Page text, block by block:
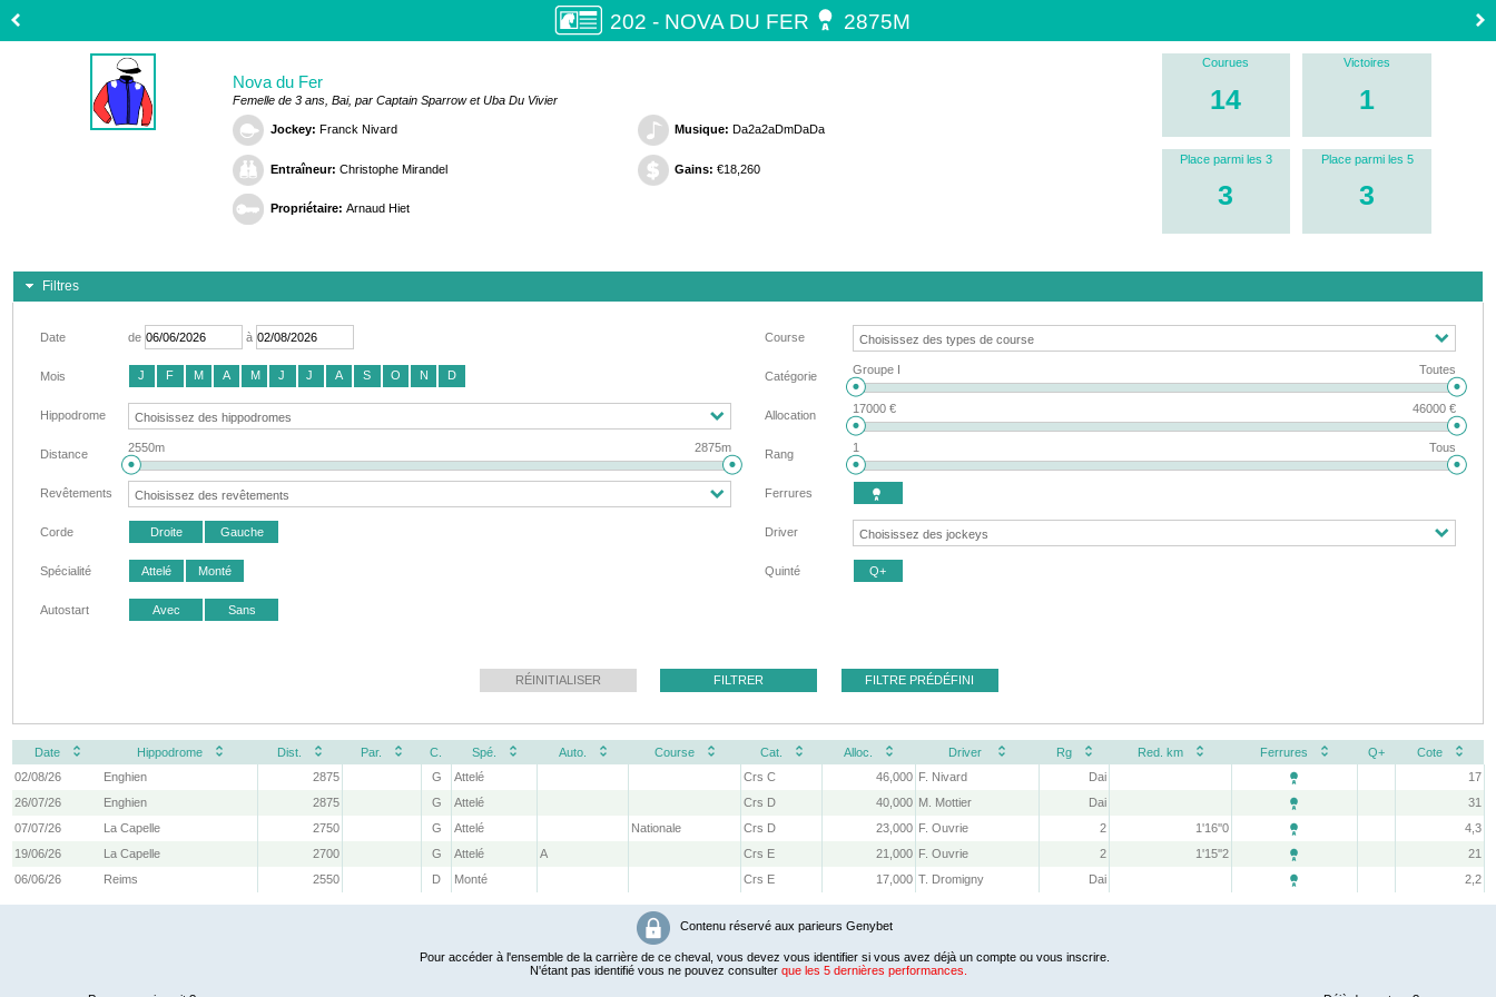
202 - NOVA DU FER  2875M
Nova du Fer
Femelle de 3 ans, Bai, par Captain Sparrow et Uba Du Vivier
Jockey: Franck Nivard
Entraîneur: Christophe Mirandel
Propriétaire: Arnaud Hiet
Musique: Da2a2aDmDaDa
Gains: €18,260
Courues
14
Victoires
1
Place parmi les 3
3
Place parmi les 5
3
Filtres
Date de à
Mois J F M A M J J A S O N D
Hippodrome
Distance 2550m 2875m
Revêtements
Corde Droite Gauche
Spécialité Attelé Monté
Autostart Avec Sans
Course
Catégorie Groupe I Toutes
Allocation 17000 € 46000 €
Rang 1 Tous
Ferrures 
Driver
Quinté Q+
RÉINITIALISER FILTRER FILTRE PRÉDÉFINI
Date Hippodrome Dist. Par. C. Spé. Auto. Course Cat. Alloc. Driver Rg Red. km Ferrures Q+
Cote
02/08/26
Enghien 2875 G Attelé Crs C 46,000 F. Nivard Dai 
17
26/07/26
Enghien 2875 G Attelé Crs D 40,000 M. Mottier Dai 
31
07/07/26
La Capelle 2750 G Attelé Nationale Crs D 23,000 F. Ouvrie 2 1'16''0 
4,3
19/06/26
La Capelle 2700 G Attelé A Crs E 21,000 F. Ouvrie 2 1'15''2 
21
06/06/26
Reims 2550 D Monté Crs E 17,000 T. Dromigny Dai  2,2
Contenu réservé aux parieurs Genybet
Pour accéder à l'ensemble de la carrière de ce cheval, vous devez vous identifier si vous avez déjà un compte ou vous inscrire.
N'étant pas identifié vous ne pouvez consulter que les 5 dernières performances.